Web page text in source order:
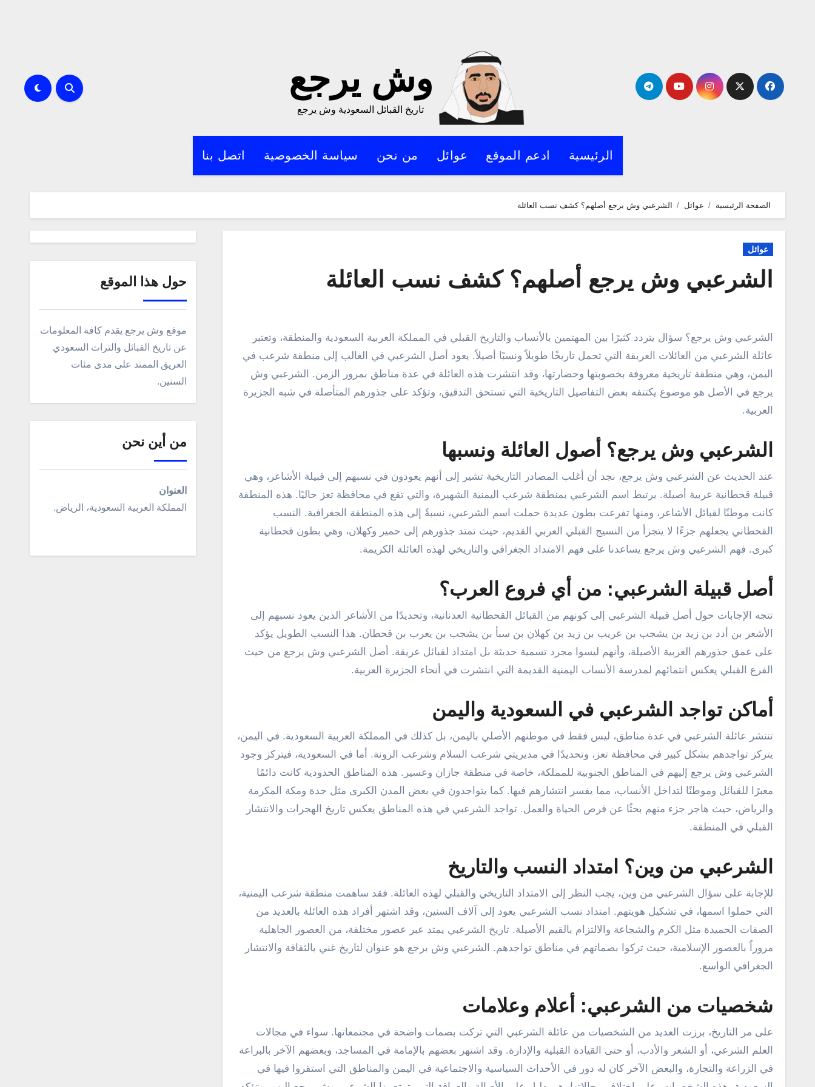
وش يرجع
تاريخ القبائل السعودية وش يرجع
الرئيسية ادعم الموقع عوائل من نحن سياسة الخصوصية اتصل بنا
الصفحة الرئيسية عوائل الشرعبي وش يرجع أصلهم؟ كشف نسب العائلة
عوائل
الشرعبي وش يرجع أصلهم؟ كشف نسب العائلة
عائلة الشرعبي من العائلات العريقة التي تحمل تاريخًا طويلاً ونسبًا أصيلاً. يعود أصل الشرعبي في الغالب إلى منطقة شرعب في
اليمن، وهي منطقة تاريخية معروفة بخصوبتها وحضارتها، وقد انتشرت هذه العائلة في عدة مناطق بمرور الزمن. الشرعبي وش
يرجع في الأصل هو موضوع يكتنفه بعض التفاصيل التاريخية التي تستحق التدقيق، وتؤكد على جذورهم المتأصلة في شبه الجزيرة
العربية.
الشرعبي وش يرجع؟ أصول العائلة ونسبها
عند الحديث عن الشرعبي وش يرجع، نجد أن أغلب المصادر التاريخية تشير إلى أنهم يعودون في نسبهم إلى قبيلة الأشاعر، وهي
قبيلة قحطانية عربية أصيلة. يرتبط اسم الشرعبي بمنطقة شرعب اليمنية الشهيرة، والتي تقع في محافظة تعز حاليًا. هذه المنطقة
كانت موطنًا لقبائل الأشاعر، ومنها تفرعت بطون عديدة حملت اسم الشرعبي، نسبةً إلى هذه المنطقة الجغرافية. النسب
القحطاني يجعلهم جزءًا لا يتجزأ من النسيج القبلي العربي القديم، حيث تمتد جذورهم إلى حمير وكهلان، وهي بطون قحطانية
كبرى. فهم الشرعبي وش يرجع يساعدنا على فهم الامتداد الجغرافي والتاريخي لهذه العائلة الكريمة.
أصل قبيلة الشرعبي: من أي فروع العرب؟
تتجه الإجابات حول أصل قبيلة الشرعبي إلى كونهم من القبائل القحطانية العدنانية، وتحديدًا من الأشاعر الذين يعود نسبهم إلى
الأشعر بن أدد بن زيد بن يشجب بن عريب بن زيد بن كهلان بن سبأ بن يشجب بن يعرب بن قحطان. هذا النسب الطويل يؤكد
على عمق جذورهم العربية الأصيلة، وأنهم ليسوا مجرد تسمية حديثة بل امتداد لقبائل عريقة. أصل الشرعبي وش يرجع من حيث
الفرع القبلي يعكس انتمائهم لمدرسة الأنساب اليمنية القديمة التي انتشرت في أنحاء الجزيرة العربية.
أماكن تواجد الشرعبي في السعودية واليمن
تنتشر عائلة الشرعبي في عدة مناطق، ليس فقط في موطنهم الأصلي باليمن، بل كذلك في المملكة العربية السعودية. في اليمن،
يتركز تواجدهم بشكل كبير في محافظة تعز، وتحديدًا في مديريتي شرعب السلام وشرعب الرونة. أما في السعودية، فيتركز وجود
الشرعبي وش يرجع إليهم في المناطق الجنوبية للمملكة، خاصة في منطقة جازان وعسير. هذه المناطق الحدودية كانت دائمًا
معبرًا للقبائل وموطنًا لتداخل الأنساب، مما يفسر انتشارهم فيها. كما يتواجدون في بعض المدن الكبرى مثل جدة ومكة المكرمة
والرياض، حيث هاجر جزء منهم بحثًا عن فرص الحياة والعمل. تواجد الشرعبي في هذه المناطق يعكس تاريخ الهجرات والانتشار
القبلي في المنطقة.
الشرعبي من وين؟ امتداد النسب والتاريخ
للإجابة على سؤال الشرعبي من وين، يجب النظر إلى الامتداد التاريخي والقبلي لهذه العائلة. فقد ساهمت منطقة شرعب اليمنية،
التي حملوا اسمها، في تشكيل هويتهم. امتداد نسب الشرعبي يعود إلى آلاف السنين، وقد اشتهر أفراد هذه العائلة بالعديد من
الصفات الحميدة مثل الكرم والشجاعة والالتزام بالقيم الأصيلة. تاريخ الشرعبي يمتد عبر عصور مختلفة، من العصور الجاهلية
مروراً بالعصور الإسلامية، حيث تركوا بصماتهم في مناطق تواجدهم. الشرعبي وش يرجع هو عنوان لتاريخ غني بالثقافة والانتشار
الجغرافي الواسع.
شخصيات من الشرعبي: أعلام وعلامات
على مر التاريخ، برزت العديد من الشخصيات من عائلة الشرعبي التي تركت بصمات واضحة في مجتمعاتها. سواء في مجالات
العلم الشرعي، أو الشعر والأدب، أو حتى القيادة القبلية والإدارة. وقد اشتهر بعضهم بالإمامة في المساجد، وبعضهم الآخر بالبراعة
في الزراعة والتجارة، والبعض الآخر كان له دور في الأحداث السياسية والاجتماعية في اليمن والمناطق التي استقروا فيها في
حول هذا الموقع
موقع وش يرجع يقدم كافة المعلومات
عن تاريخ القبائل والتراث السعودي
العريق الممتد على مدى مئات
السنين.
من أين نحن
العنوان
المملكة العربية السعودية، الرياض.